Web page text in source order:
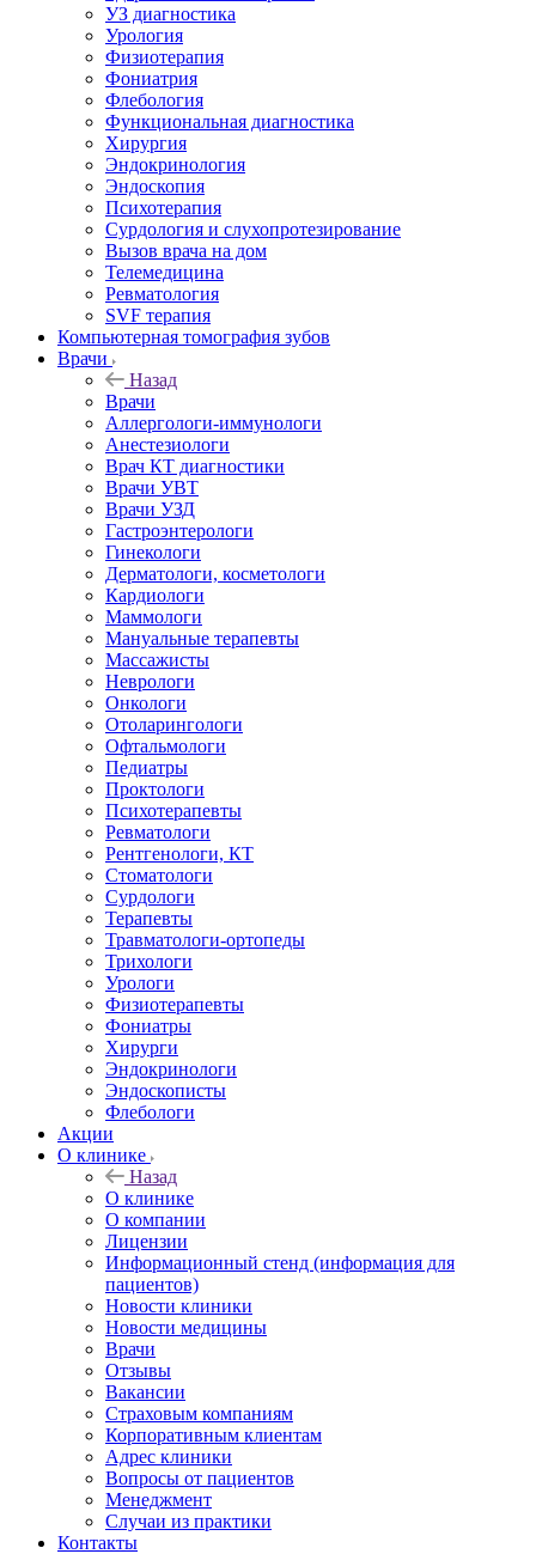
УЗ диагностика
Урология
Физиотерапия
Фониатрия
Флебология
Функциональная диагностика
Хирургия
Эндокринология
Эндоскопия
Психотерапия
Сурдология и слухопротезирование
Вызов врача на дом
Телемедицина
Ревматология
SVF терапия
Компьютерная томография зубов
Врачи
Назад
Врачи
Аллергологи-иммунологи
Анестезиологи
Врач КТ диагностики
Врачи УВТ
Врачи УЗД
Гастроэнтерологи
Гинекологи
Дерматологи, косметологи
Кардиологи
Маммологи
Мануальные терапевты
Массажисты
Неврологи
Онкологи
Отоларингологи
Офтальмологи
Педиатры
Проктологи
Психотерапевты
Ревматологи
Рентгенологи, КТ
Стоматологи
Сурдологи
Терапевты
Травматологи-ортопеды
Трихологи
Урологи
Физиотерапевты
Фониатры
Хирурги
Эндокринологи
Эндоскописты
Флебологи
Акции
О клинике
Назад
О клинике
О компании
Лицензии
Информационный стенд (информация для
пациентов)
Новости клиники
Новости медицины
Врачи
Отзывы
Вакансии
Страховым компаниям
Корпоративным клиентам
Адрес клиники
Вопросы от пациентов
Менеджмент
Случаи из практики
Контакты